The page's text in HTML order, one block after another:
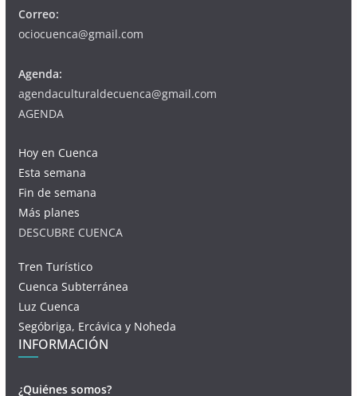
Correo:
ociocuenca@gmail.com
Agenda:
agendaculturaldecuenca@gmail.com
AGENDA
Hoy en Cuenca
Esta semana
Fin de semana
Más planes
DESCUBRE CUENCA
Tren Turístico
Cuenca Subterránea
Luz Cuenca
Segóbriga, Ercávica y Noheda
INFORMACIÓN
¿Quiénes somos?